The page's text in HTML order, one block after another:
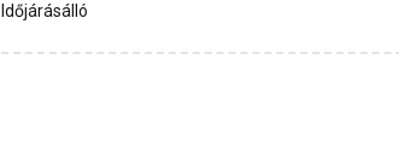
Időjárásálló